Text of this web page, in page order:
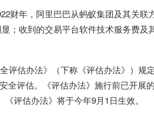
财年，阿里巴巴从蚂蚁集团及其关联
；收到的交易平台软件技术服务费及
评估办法》（下称《评估办法》）规
全评估。《评估办法》施行前已开展
评估办法》将于今年9月1日生效。